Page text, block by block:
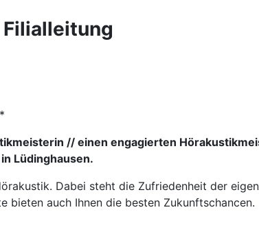
// einen engagierten
Lüdinghausen.
Dabei steht die Zufriedenheit der
auch Ihnen die besten Zukunftschancen.